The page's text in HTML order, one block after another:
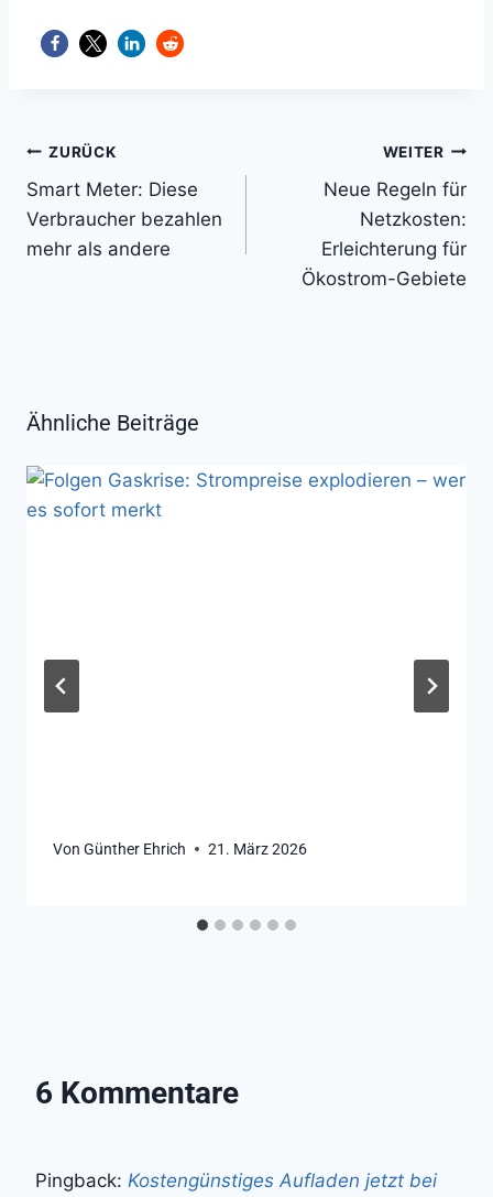
Beitragsnavigation
ZURÜCK
Smart Meter: Diese
Verbraucher bezahlen
mehr als andere
WEITER
Neue Regeln für
Netzkosten:
Erleichterung für
Ökostrom-Gebiete
Ähnliche Beiträge
Von Günther Ehrich 21. März 2026
6 Kommentare
Pingback: Kostengünstiges Aufladen jetzt bei